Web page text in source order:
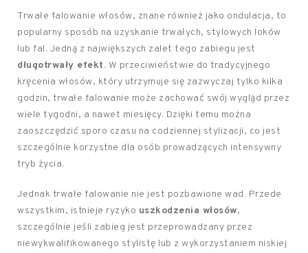
Trwałe falowanie włosów, znane również jako ondulacja, to
popularny sposób na uzyskanie trwałych, stylowych loków
lub fal. Jedną z największych zalet tego zabiegu jest
długotrwały efekt. W przeciwieństwie do tradycyjnego
kręcenia włosów, który utrzymuje się zazwyczaj tylko kilka
godzin, trwałe falowanie może zachować swój wygląd przez
wiele tygodni, a nawet miesięcy. Dzięki temu można
zaoszczędzić sporo czasu na codziennej stylizacji, co jest
szczególnie korzystne dla osób prowadzących intensywny
tryb życia.
Jednak trwałe falowanie nie jest pozbawione wad. Przede
wszystkim, istnieje ryzyko uszkodzenia włosów,
szczególnie jeśli zabieg jest przeprowadzany przez
niewykwalifikowanego stylistę lub z wykorzystaniem niskiej